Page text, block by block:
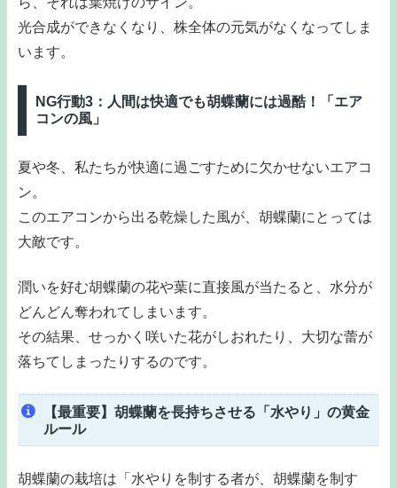
光合成ができなくなり、株全体の元気がなくなってしま
います。
NG行動3：人間は快適でも胡蝶蘭には過酷！「エア
コンの風」
夏や冬、私たちが快適に過ごすために欠かせないエアコ
ン。
このエアコンから出る乾燥した風が、胡蝶蘭にとっては
大敵です。
潤いを好む胡蝶蘭の花や葉に直接風が当たると、水分が
どんどん奪われてしまいます。
その結果、せっかく咲いた花がしおれたり、大切な蕾が
落ちてしまったりするのです。
【最重要】胡蝶蘭を長持ちさせる「水やり」の黄金
ルール
胡蝶蘭の栽培は「水やりを制する者が、胡蝶蘭を制す